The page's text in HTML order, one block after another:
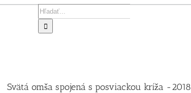
Search
for:
Svätá omša spojená s posviackou kríža -2018